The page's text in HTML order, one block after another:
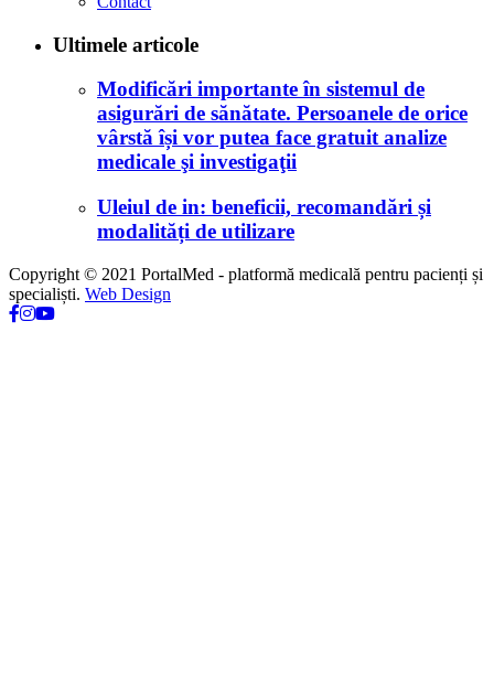
Ultimele articole
Modificări importante în sistemul de
asigurări de sănătate. Persoanele de orice
vârstă își vor putea face gratuit analize
medicale şi investigaţii
Uleiul de in: beneficii, recomandări și
modalități de utilizare
Copyright © 2021 PortalMed - platformă medicală pentru pacienți și
specialiști. Web Design